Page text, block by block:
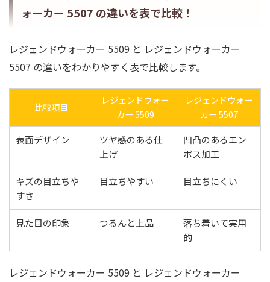
ォーカー 5507 の違いを表で比較！
レジェンドウォーカー 5509 と レジェンドウォーカー
5507 の違いをわかりやすく表で比較します。
比較項目
レジェンドウォー
カー 5509
レジェンドウォー
カー 5507
表面デザイン
ツヤ感のある仕
上げ
凹凸のあるエン
ボス加工
キズの目立ちや
すさ
目立ちやすい 目立ちにくい
見た目の印象 つるんと上品
落ち着いて実用
的
レジェンドウォーカー 5509 と レジェンドウォーカー